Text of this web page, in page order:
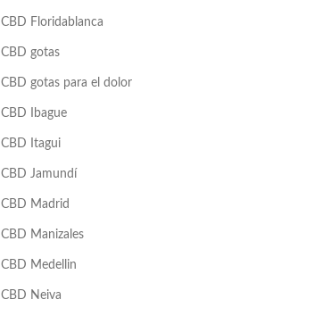
CBD Floridablanca
CBD gotas
CBD gotas para el dolor
CBD Ibague
CBD Itagui
CBD Jamundí
CBD Madrid
CBD Manizales
CBD Medellin
CBD Neiva